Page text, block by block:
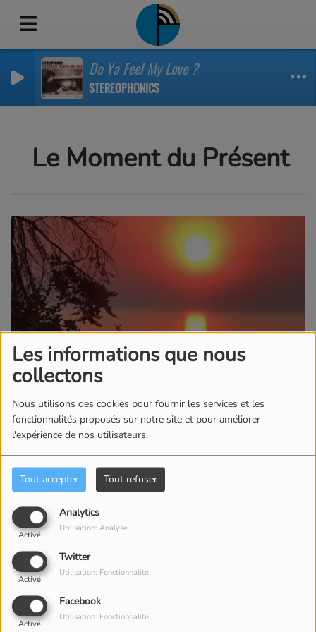
Les informations que nous
collectons
Nous utilisons des cookies pour fournir les services et les
fonctionnalités proposés sur notre site et pour améliorer
l'expérience de nos utilisateurs.
Tout accepter Tout refuser
Analytics
Activé
Utilisation: Analyse
Twitter
Activé
Utilisation: Fonctionnalité
Facebook
Activé
Utilisation: Fonctionnalité
Do Ya Feel My Love ?
STEREOPHONICS
Le Moment du Présent
TOUTE LA SEMAINE, DE 16:00 À 16:15
"LE MOMENT DU PRESENT - Chaque semaine, faites
vous le présent de quelques minutes de méditation.
animé par pascale, mis en musique et monté par
Clotilde."
CLIQUEZ SUR LE
TITRE DE
L'EMISSION (#1,
#2, #3...) et pas sur
le symbole
"lecture"